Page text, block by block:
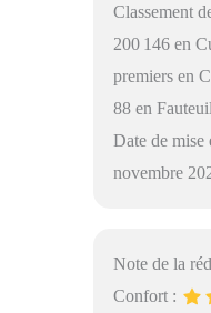
Classement
200 146 en
premiers en
88 en
Date de
novembre
Note de la
Confort :